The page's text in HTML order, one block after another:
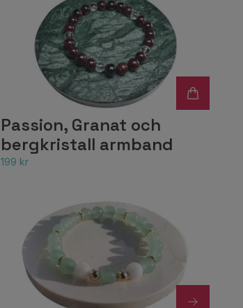
Passion, Granat och
bergkristall armband
199 kr